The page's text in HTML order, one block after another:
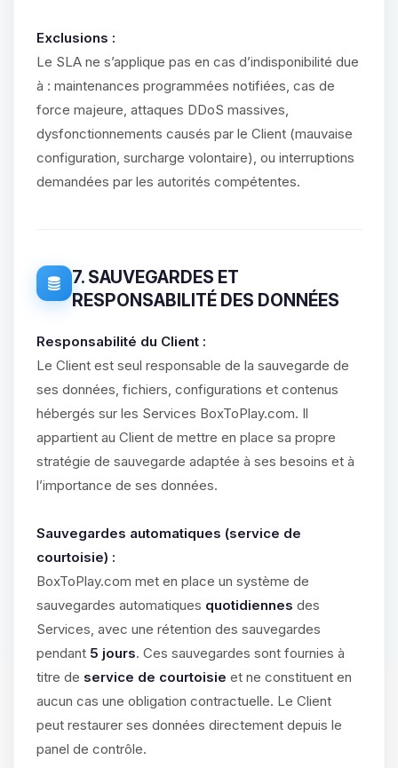
Exclusions :
Le SLA ne s’applique pas en cas d’indisponibilité due
à : maintenances programmées notifiées, cas de
force majeure, attaques DDoS massives,
dysfonctionnements causés par le Client (mauvaise
configuration, surcharge volontaire), ou interruptions
demandées par les autorités compétentes.
7. SAUVEGARDES ET
RESPONSABILITÉ DES DONNÉES
Responsabilité du Client :
Le Client est seul responsable de la sauvegarde de
ses données, fichiers, configurations et contenus
hébergés sur les Services BoxToPlay.com. Il
appartient au Client de mettre en place sa propre
stratégie de sauvegarde adaptée à ses besoins et à
l’importance de ses données.
Sauvegardes automatiques (service de
courtoisie) :
BoxToPlay.com met en place un système de
sauvegardes automatiques quotidiennes des
Services, avec une rétention des sauvegardes
pendant 5 jours. Ces sauvegardes sont fournies à
titre de service de courtoisie et ne constituent en
aucun cas une obligation contractuelle. Le Client
peut restaurer ses données directement depuis le
panel de contrôle.